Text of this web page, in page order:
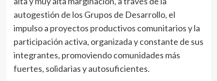
autogestión de los Grupos de Desarrollo, el
impulso a proyectos productivos comunitarios y la
participación activa, organizada y constante de sus
integrantes, promoviendo comunidades más
fuertes, solidarias y autosuficientes.